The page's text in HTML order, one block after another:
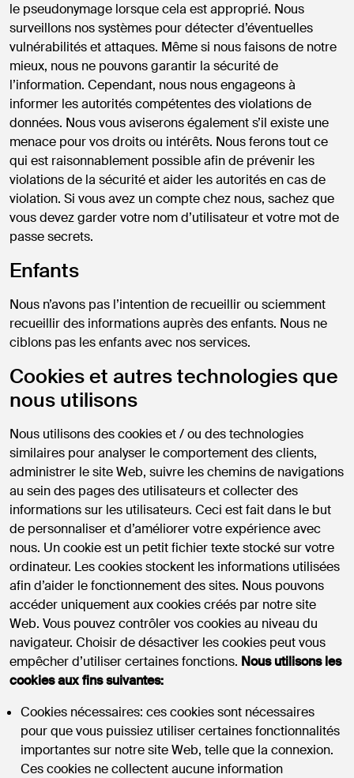
le pseudonymage lorsque cela est approprié. Nous
surveillons nos systèmes pour détecter d’éventuelles
vulnérabilités et attaques. Même si nous faisons de notre
mieux, nous ne pouvons garantir la sécurité de
l’information. Cependant, nous nous engageons à
informer les autorités compétentes des violations de
données. Nous vous aviserons également s’il existe une
menace pour vos droits ou intérêts. Nous ferons tout ce
qui est raisonnablement possible afin de prévenir les
violations de la sécurité et aider les autorités en cas de
violation. Si vous avez un compte chez nous, sachez que
vous devez garder votre nom d’utilisateur et votre mot de
passe secrets.
Enfants
Nous n’avons pas l’intention de recueillir ou sciemment
recueillir des informations auprès des enfants. Nous ne
ciblons pas les enfants avec nos services.
Cookies et autres technologies que
nous utilisons
Nous utilisons des cookies et / ou des technologies
similaires pour analyser le comportement des clients,
administrer le site Web, suivre les chemins de navigations
au sein des pages des utilisateurs et collecter des
informations sur les utilisateurs. Ceci est fait dans le but
de personnaliser et d’améliorer votre expérience avec
nous. Un cookie est un petit fichier texte stocké sur votre
ordinateur. Les cookies stockent les informations utilisées
afin d’aider le fonctionnement des sites. Nous pouvons
accéder uniquement aux cookies créés par notre site
Web. Vous pouvez contrôler vos cookies au niveau du
navigateur. Choisir de désactiver les cookies peut vous
empêcher d’utiliser certaines fonctions. Nous utilisons les
cookies aux fins suivantes:
Cookies nécessaires: ces cookies sont nécessaires
pour que vous puissiez utiliser certaines fonctionnalités
importantes sur notre site Web, telle que la connexion.
Ces cookies ne collectent aucune information